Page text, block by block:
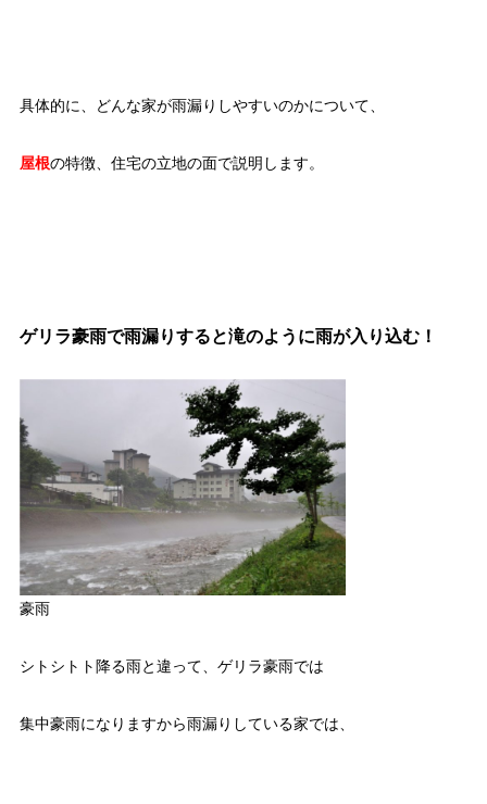
具体的に、どんな家が雨漏りしやすいのかについて、
屋根の特徴、住宅の立地の面で説明します。
ゲリラ豪雨で雨漏りすると滝のように雨が入り込む！
豪雨
シトシトト降る雨と違って、ゲリラ豪雨では
集中豪雨になりますから雨漏りしている家では、